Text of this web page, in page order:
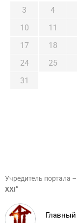
3
4
10
11
17
18
24
25
31
Учредитель портала –
XXI”